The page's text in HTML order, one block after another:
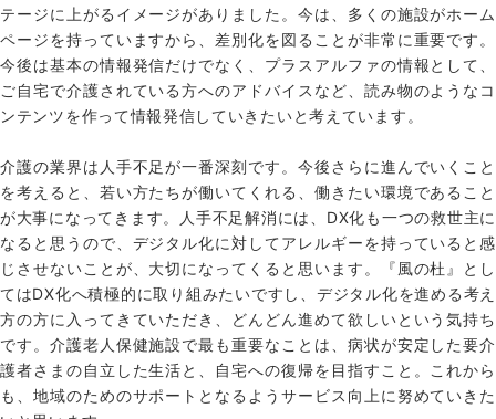
テージに上がるイメージがありました。今は、多くの施設がホーム
ページを持っていますから、差別化を図ることが非常に重要です。
今後は基本の情報発信だけでなく、プラスアルファの情報として、
ご自宅で介護されている方へのアドバイスなど、読み物のようなコ
ンテンツを作って情報発信していきたいと考えています。
介護の業界は人手不足が一番深刻です。今後さらに進んでいくこと
を考えると、若い方たちが働いてくれる、働きたい環境であること
が大事になってきます。人手不足解消には、DX化も一つの救世主に
なると思うので、デジタル化に対してアレルギーを持っていると感
じさせないことが、大切になってくると思います。『風の杜』とし
てはDX化へ積極的に取り組みたいですし、デジタル化を進める考え
方の方に入ってきていただき、どんどん進めて欲しいという気持ち
です。介護老人保健施設で最も重要なことは、病状が安定した要介
護者さまの自立した生活と、自宅への復帰を目指すこと。これから
も、地域のためのサポートとなるようサービス向上に努めていきた